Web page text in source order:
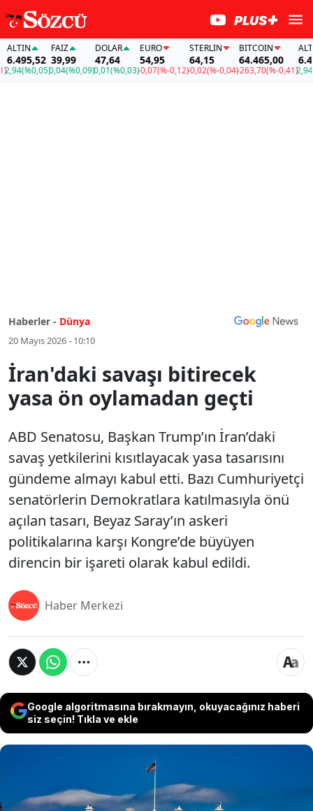
(%0,05)
FAİZ
39,99
0,04(%0,09)
DOLAR
47,64
0,01(%0,03)
EURO
54,95
-0,07(%-0,12)
STERLIN
64,15
-0,02(%-0,04)
BITCOIN
64.465,00
-263,70(%-0,41)
ALTIN
2,94
Haberler - Dünya
20 Mayıs 2026 - 10:10
İran'daki savaşı bitirecek
yasa ön oylamadan geçti
ABD Senatosu, Başkan Trump’ın İran’daki
savaş yetkilerini kısıtlayacak yasa tasarısını
gündeme almayı kabul etti. Bazı Cumhuriyetçi
senatörlerin Demokratlara katılmasıyla önü
açılan tasarı, Beyaz Saray’ın askeri
politikalarına karşı Kongre’de büyüyen
direncin bir işareti olarak kabul edildi.
Haber Merkezi
Google algoritmasına bırakmayın, okuyacağınız haberi
siz seçin! Tıkla ve ekle
ABD Senatosu, Başkan Trump’ın İran’daki savaş
yetkilerini kısıtlayacak yasa tasarısını gündeme